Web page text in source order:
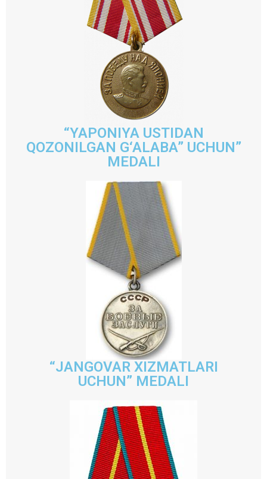
“YAPONIYA USTIDAN
QOZONILGAN G‘ALABA” UCHUN”
MEDALI
“JANGOVAR XIZMATLARI
UCHUN” MEDALI